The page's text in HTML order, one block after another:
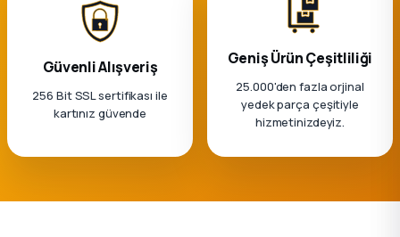
Güvenli Alışveriş
256 Bit SSL sertifikası ile
kartınız güvende
Geniş Ürün Çeşitliliği
25.000'den fazla orjinal
yedek parça çeşitiyle
hizmetinizdeyiz.